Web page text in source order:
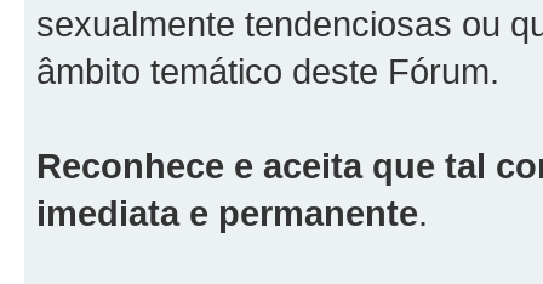
sexualmente tendenciosas ou
âmbito temático deste Fórum.
Reconhece e aceita que tal
imediata e permanente.